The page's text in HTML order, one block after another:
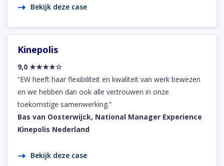
Bekijk deze case
Kinepolis
9,0 ★★★★☆
“EW heeft haar flexibiliteit en kwaliteit van werk bewezen
en we hebben dan ook alle vertrouwen in onze
toekomstige samenwerking.”
Bas van Oosterwijck, National Manager Experience
Kinepolis Nederland
Bekijk deze case